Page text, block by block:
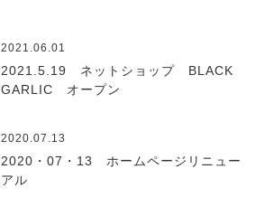
2021.06.01
2021.5.19 ネットショップ BLACK
GARLIC オープン
2020.07.13
2020・07・13 ホームページリニュー
アル